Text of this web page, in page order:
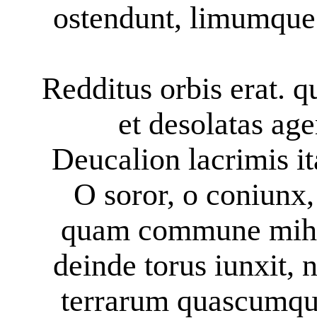
ostendunt,
Redditus orbis erat.
et desolatas
Deucalion lacrimis
O soror, o
quam commune
deinde torus iunxit,
terrarum